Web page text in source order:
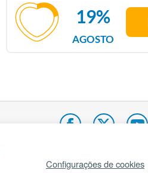
AGOSTO
19%
Mapa do site Internacional
Configurações de cookies